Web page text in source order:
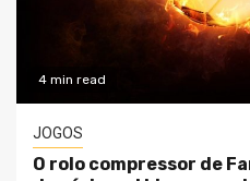
4 min read
JOGOS
O rolo compressor de